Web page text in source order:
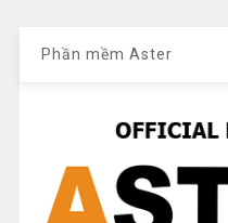
Phần mềm Aster